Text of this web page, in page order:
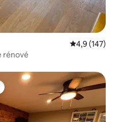
Évaluation
4,9 (147)
rénové
plus appréciés